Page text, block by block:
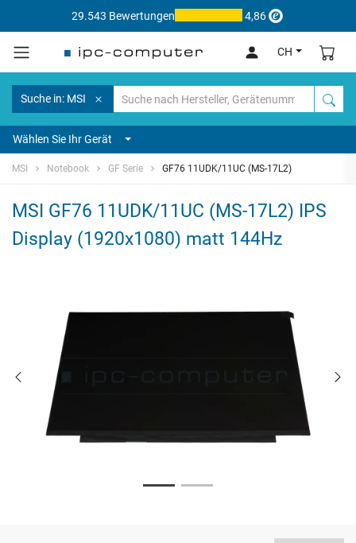
29.543 Bewertungen 4,86
CH
Suche in: MSI
Wählen Sie Ihr Gerät
MSI Notebook GF Serie GF76 11UDK/11UC (MS-17L2)
MSI GF76 11UDK/11UC (MS-17L2) IPS
Display (1920x1080) matt 144Hz